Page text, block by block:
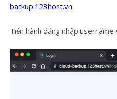
backup.123host.vn
Tiến hành đăng nhập